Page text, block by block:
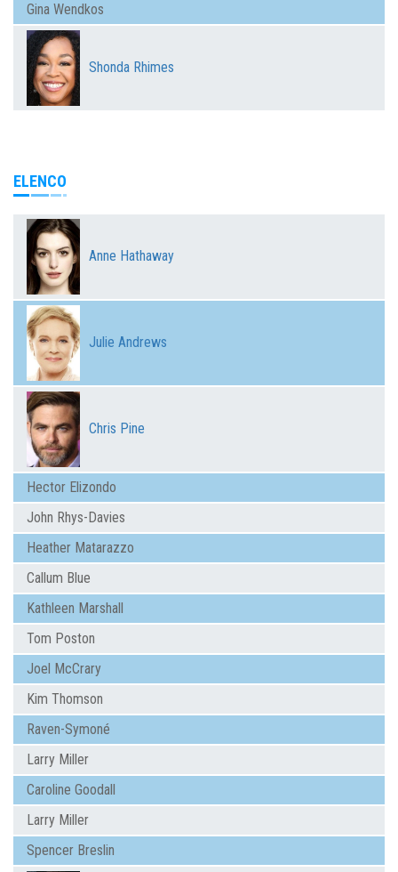
Gina Wendkos
Shonda Rhimes
ELENCO
Anne Hathaway
Julie Andrews
Chris Pine
Hector Elizondo
John Rhys-Davies
Heather Matarazzo
Callum Blue
Kathleen Marshall
Tom Poston
Joel McCrary
Kim Thomson
Raven-Symoné
Larry Miller
Caroline Goodall
Larry Miller
Spencer Breslin